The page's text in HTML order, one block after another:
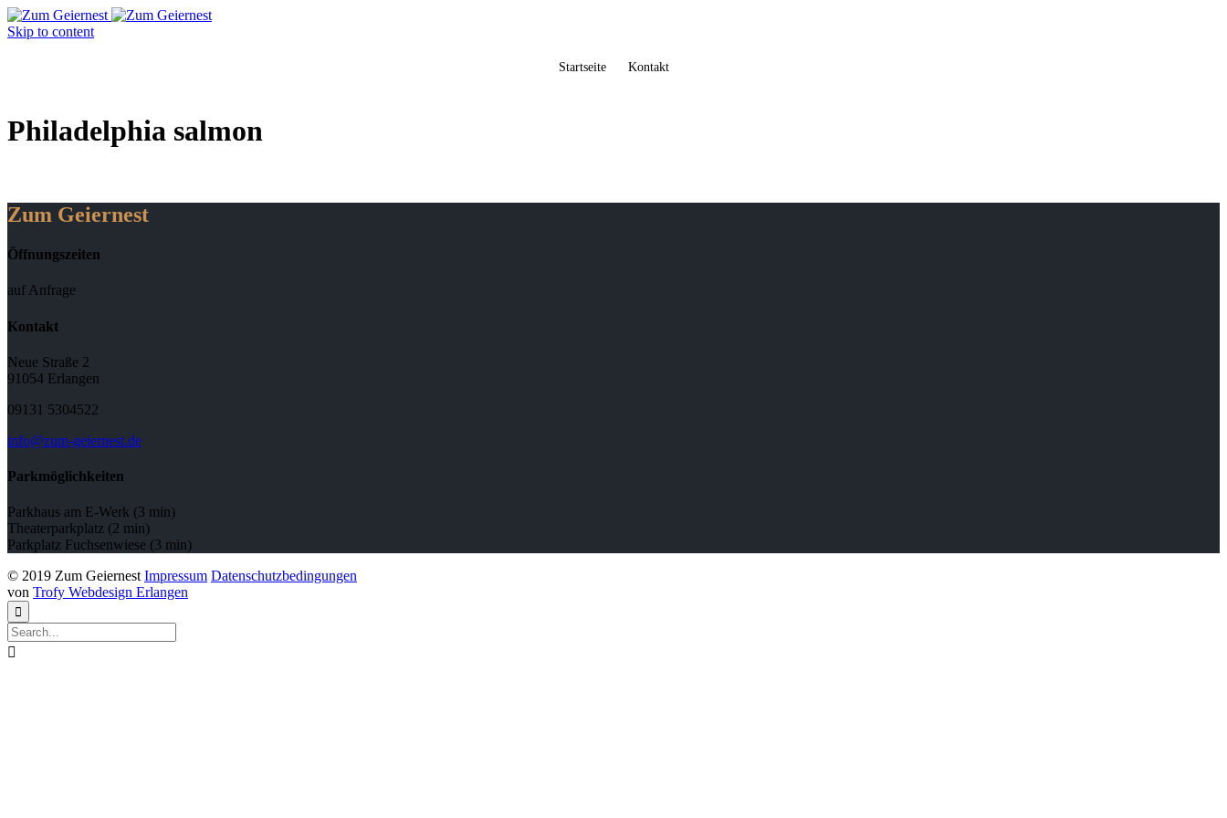
Skip to content
Startseite Kontakt
Philadelphia salmon
Zum Geiernest
Öffnungszeiten
auf Anfrage
Kontakt
Neue Straße 2
91054 Erlangen
09131 5304522
info@zum-geiernest.de
Parkmöglichkeiten
Parkhaus am E-Werk (3 min)
Theaterparkplatz (2 min)
Parkplatz Fuchsenwiese (3 min)
© 2019 Zum Geiernest Impressum Datenschutzbedingungen
von Trofy Webdesign Erlangen

